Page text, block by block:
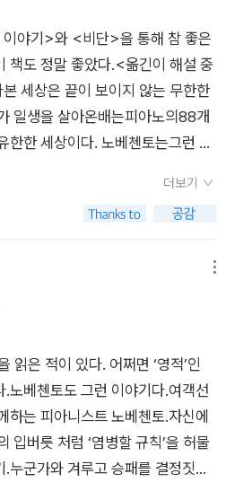
아닐 수도 있겠지. 20세기가 시
. 승객들이 모두 내린 버지니아 호
위에 푸른 색 잉크로 ‘TD 레
제 낳은 지 열흘이나 됐을까 한 갓
똘망똘망하게 뜨고 누워 있는 것
구 흑인인 대니 부드먼이 발견해
난하고 임신한 엄마가 악취가 코
기는 낳았지만 낯선 땅에서 도무지
를 상자에 담아, 누가 데려가 키우
이 키우라고 일등실 전용 연회장
선원 노릇 일박이일 하는 게 아니
대니 부드먼이 직접 아이를 발견
름을 앞에서 붙인 후, 상자 속 인쇄
대니 부드먼 TD 레몬’으로 해놓고
제일 뒤에다가 20세기를 뜻하는 이
이의 이름을 ‘대니 부드먼 TD 레몬
이다. 이날부터 정확하게 8년 2개
야기>와 <비단>을 통해 참 좋은
책도 정말 좋았다.<옮긴이 해설 중
세상은 끝이 보이지 않는 무한한
한한 세상이다. 노베첸토는그런 유
더 이상 무한한 존재가 될 수 없
실존과 깊은 관련이 있다. 그의 피
만 발휘되며 음악은 성공이나 경
.음악은 그가 살아보지 못한 삶
보지 못한 곳을 가고 맡지 못한 향
악으로 이룰 수 없는 욕망을 길들
게서 내 인생을 떼어냈지'라는 대사
지에서의 평범한 인생을 포기하
된 모든 것을 지워버린다. 그렇
부를 도려내고 불완전한 삶을 살기
더보기
은 적이 있다. 어쩌면 ‘영적’인
노베첸토도 그런 이야기다.여객선
하는 피아니스트 노베첸토.자신에
입버릇 처럼 ‘염병할 규칙’을 허물
누군가와 겨루고 승패를 결정짓는